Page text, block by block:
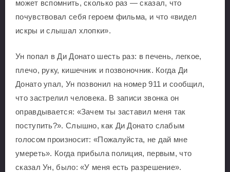
может вспомнить, сколько раз — сказал, что
почувствовал себя героем фильма, и что «видел
искры и слышал хлопки».
Ун попал в Ди Донато шесть раз: в печень, легкое,
плечо, руку, кишечник и позвоночник. Когда Ди
Донато упал, Ун позвонил на номер 911 и сообщил,
что застрелил человека. В записи звонка он
оправдывается: «Зачем ты заставил меня так
поступить?». Слышно, как Ди Донато слабым
голосом произносит: «Пожалуйста, не дай мне
умереть». Когда прибыла полиция, первым, что
сказал Ун, было: «У меня есть разрешение».